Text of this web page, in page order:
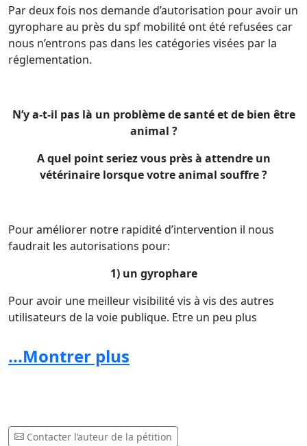
Par deux fois nos demande d’autorisation pour avoir un
gyrophare au près du spf mobilité ont été refusées car
nous n’entrons pas dans les catégories visées par la
réglementation.
N’y a-t-il pas là un problème de santé et de bien être
animal ?
A quel point seriez vous près à attendre un
vétérinaire lorsque votre animal souffre ?
Pour améliorer notre rapidité d’intervention il nous
faudrait les autorisations pour:
1) un gyrophare
Pour avoir une meilleur visibilité vis à vis des autres
utilisateurs de la voie publique. Etre un peu plus
inciter par un gyrophare à la courtoisie trop souvent
absente sur nos routes.
pointe au même titre que les taxis. Sans bruler les feux
...Montrer plus
Contacter l’auteur de la pétition